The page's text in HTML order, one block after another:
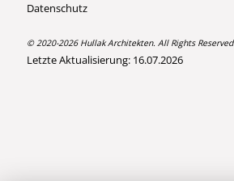
Datenschutz
© 2020-2026 Hullak Architekten. All Rights Reserved
Letzte Aktualisierung: 16.07.2026